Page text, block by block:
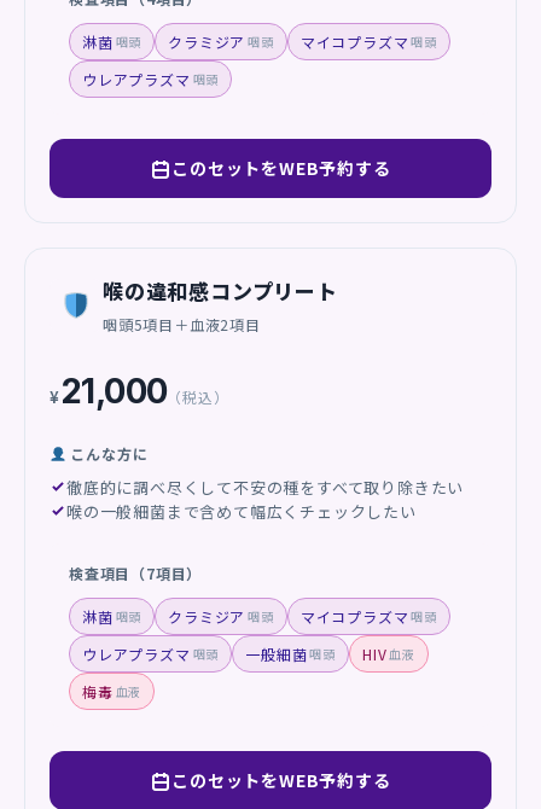
淋菌 咽頭 クラミジア 咽頭 マイコプラズマ 咽頭
ウレアプラズマ 咽頭
このセットをWEB予約する
喉の違和感コンプリート
咽頭5項目＋血液2項目
¥21,000（税込）
こんな方に
徹底的に調べ尽くして不安の種をすべて取り除きたい
喉の一般細菌まで含めて幅広くチェックしたい
検査項目（7項目）
淋菌 咽頭 クラミジア 咽頭 マイコプラズマ 咽頭
ウレアプラズマ 咽頭 一般細菌咽頭 HIV 血液
梅毒 血液
このセットをWEB予約する